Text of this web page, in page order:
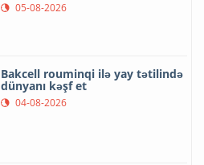
05-08-2026
Bakcell rouminqi ilə yay tətilində
dünyanı kəşf et
04-08-2026